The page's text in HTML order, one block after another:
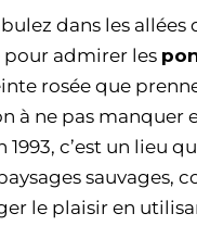
dans les allées
pour admirer les
rosée que
à ne pas manquer
1993, c’est un lieu
sauvages,
le plaisir en